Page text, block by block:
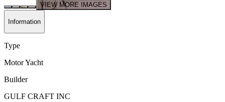
VIEW MORE IMAGES
Information
Type
Motor Yacht
Builder
GULF CRAFT INC